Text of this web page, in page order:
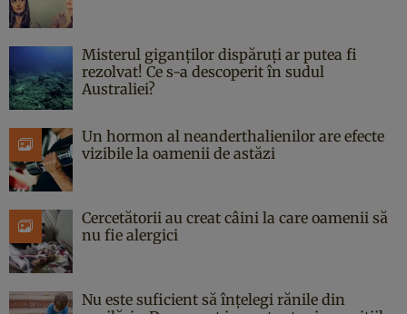
Misterul giganților dispăruți ar putea fi
rezolvat! Ce s-a descoperit în sudul
Australiei?
Un hormon al neanderthalienilor are efecte
vizibile la oamenii de astăzi
Cercetătorii au creat câini la care oamenii să
nu fie alergici
Nu este suficient să înțelegi rănile din